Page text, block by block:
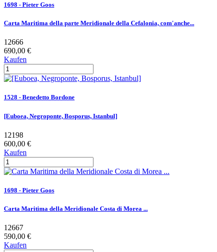
1698 - Pieter Goos
Carta Maritima della parte Meridionale della Cefalonia, com'anche...
12666
690,00 €
Kaufen
1528 - Benedetto Bordone
[Euboea, Negroponte, Bosporus, Istanbul]
12198
600,00 €
Kaufen
1698 - Pieter Goos
Carta Maritima della Meridionale Costa di Morea ...
12667
590,00 €
Kaufen